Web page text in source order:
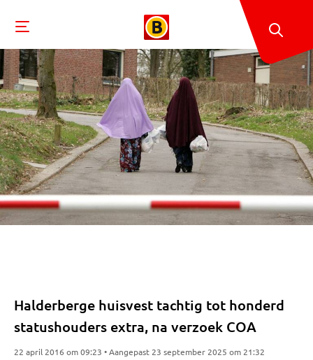
Halderberge huisvest tachtig tot honderd
statushouders extra, na verzoek COA
22 april 2016 om 09:23 • Aangepast 23 september 2025 om 21:32